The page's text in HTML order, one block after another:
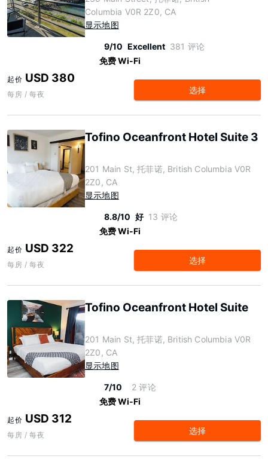
Columbia V0R 2Z0, CA
显示地图
9/10 Excellent 381 评论
免费 Wi-Fi
起价 USD 380
每房 / 每夜 选择
Tofino Oceanfront Hotel Suite 3
201 Main St, 托菲诺, British Columbia V0R
2Z0, CA
显示地图
8.8/10 好 13 评论
免费 Wi-Fi
起价 USD 322
每房 / 每夜 选择
Tofino Oceanfront Hotel Suite
201 Main St, 托菲诺, British Columbia V0R
2Z0, CA
显示地图
7/10
2 评论
免费 Wi-Fi
起价 USD 312
每房 / 每夜 选择